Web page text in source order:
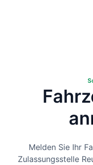
Melden Sie Ihr
Zulassungsstelle